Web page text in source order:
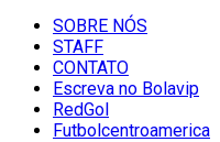
SOBRE NÓS
STAFF
CONTATO
Escreva no Bolavip
RedGol
Futbolcentroamerica